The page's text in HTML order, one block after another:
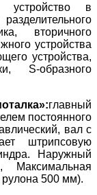
устройство в
вторичного
устройства
устройства,
S-образного
главный
постоянного
вал с
штрипсовую
Наружный
Максимальная
рулона 500 мм).